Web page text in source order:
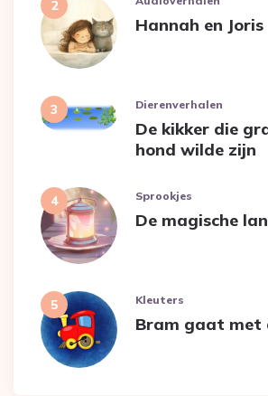
Hannah en Joris
Dierenverhalen
De kikker die
hond wilde zijn
Sprookjes
De magische
Kleuters
Bram gaat met